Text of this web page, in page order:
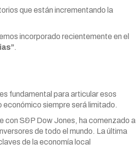
que están incrementando la
incorporado recientemente en el
.
fundamental para articular esos
siempre será limitado.
con S&P Dow Jones, ha comenzado a
de todo el mundo. La última
de la economía local